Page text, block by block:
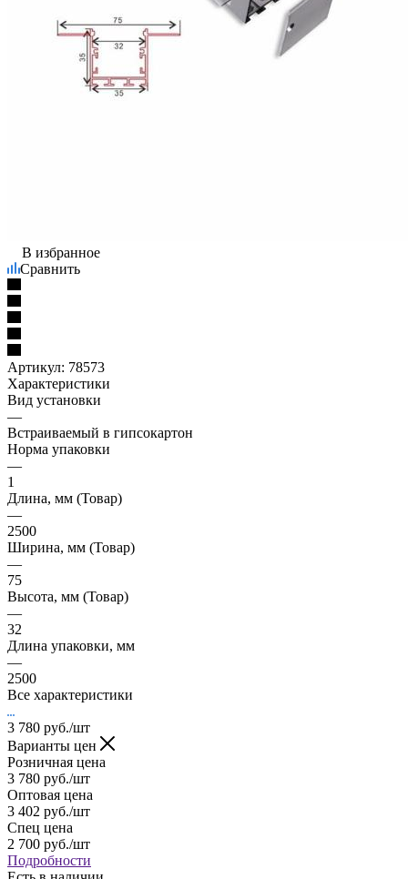
В избранное
Сравнить
Артикул: 78573
Характеристики
Вид установки
—
Встраиваемый в гипсокартон
Норма упаковки
—
1
Длина, мм (Товар)
—
2500
Ширина, мм (Товар)
—
75
Высота, мм (Товар)
—
32
Длина упаковки, мм
—
2500
Все характеристики
3 780 руб./шт
Варианты цен
Розничная цена
3 780 руб./шт
Оптовая цена
3 402 руб./шт
Спец цена
2 700 руб./шт
Подробности